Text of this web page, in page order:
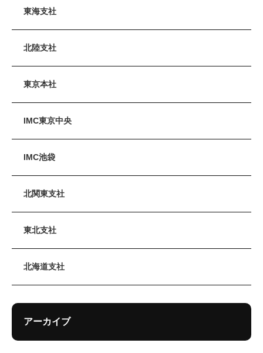
東海支社
北陸支社
東京本社
IMC東京中央
IMC池袋
北関東支社
東北支社
北海道支社
アーカイブ